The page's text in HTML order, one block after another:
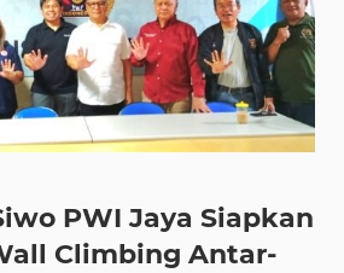
PWI Jaya Siapkan
Climbing Antar-